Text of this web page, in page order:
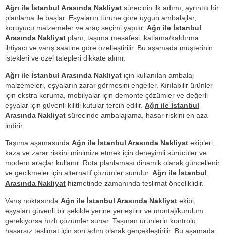
Ağrı ile İstanbul Arasında Nakliyat sürecinin ilk adımı, ayrıntılı bir
planlama ile başlar. Eşyaların türüne göre uygun ambalajlar,
koruyucu malzemeler ve araç seçimi yapılır. Ağrı ile İstanbul
Arasında Nakliyat planı, taşıma mesafesi, katlama/kaldırma
ihtiyacı ve varış saatine göre özelleştirilir. Bu aşamada müşterinin
istekleri ve özel talepleri dikkate alınır.
Ağrı ile İstanbul Arasında Nakliyat için kullanılan ambalaj
malzemeleri, eşyaların zarar görmesini engeller. Kırılabilir ürünler
için ekstra koruma, mobilyalar için demonte çözümler ve değerli
eşyalar için güvenli kilitli kutular tercih edilir. Ağrı ile İstanbul
Arasında Nakliyat sürecinde ambalajlama, hasar riskini en aza
indirir.
Taşıma aşamasında Ağrı ile İstanbul Arasında Nakliyat ekipleri,
kaza ve zarar riskini minimize etmek için deneyimli sürücüler ve
modern araçlar kullanır. Rota planlaması dinamik olarak güncellenir
ve gecikmeler için alternatif çözümler sunulur. Ağrı ile İstanbul
Arasında Nakliyat hizmetinde zamanında teslimat önceliklidir.
Varış noktasında Ağrı ile İstanbul Arasında Nakliyat ekibi,
eşyaları güvenli bir şekilde yerine yerleştirir ve montaj/kurulum
gerekiyorsa hızlı çözümler sunar. Taşınan ürünlerin kontrolü,
hasarsız teslimat için son adım olarak gerçekleştirilir. Bu aşamada